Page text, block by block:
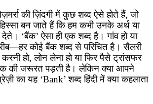
की ज़िंदगी में कुछ शब्द ऐसे होते हैं, जो
बन जाते हैं कि हम कभी उनके अर्थ या
देते। ‘बैंक’ ऐसा ही एक शब्द है। गांव हो या
कोई बैंक शब्द से परिचित है। सैलरी
हो, लोन लेना हो या फिर पैसे ट्रांसफर
की जरूरत पड़ती है। लेकिन क्या आपने
का यह ‘Bank’ शब्द हिंदी में क्या कहलाता